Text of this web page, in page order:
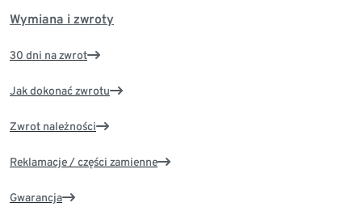
Wymiana i zwroty
30 dni na zwrot
Jak dokonać zwrotu
Zwrot należności
Reklamacje / części zamienne
Gwarancja